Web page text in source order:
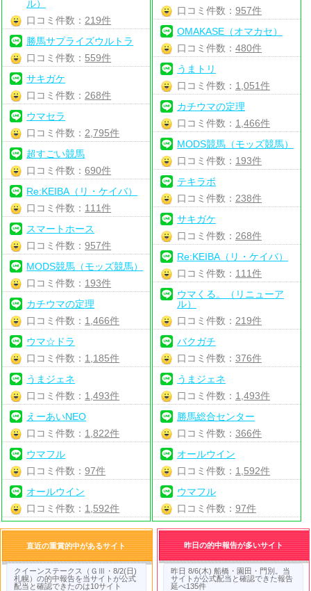
ル）
口コミ件数： 219件
勝馬サプライズウルトラ
口コミ件数： 559件
サキガケ
口コミ件数： 268件
ウマセラ
口コミ件数： 2,795件
超すごい競馬
口コミ件数：690件
Re:KEIBA（リ・ケイバ）
口コミ件数： 111件
スマートホース
口コミ件数：957件
MODS競馬（モッズ競馬）
口コミ件数： 193件
カチウマの定理
口コミ件数： 1,466件
ウマ☆ドラ
口コミ件数： 1,185件
うまジェネ
口コミ件数： 1,493件
えーあいNEO
口コミ件数： 1,822件
ウマフル
口コミ件数：97件
オールウイン
口コミ件数： 1,592件
口コミ件数： 957件
OMAKASE（オマカセ）
口コミ件数： 480件
うまトリ
口コミ件数： 1,051件
カチウマの定理
口コミ件数： 1,466件
MODS競馬（モッズ競馬）
口コミ件数： 193件
テキラボ
口コミ件数： 238件
サキガケ
口コミ件数： 268件
Re:KEIBA（リ・ケイバ）
口コミ件数： 111件
ウマくる。（リニューア
ル）
口コミ件数： 219件
バクガチ
口コミ件数： 376件
うまジェネ
口コミ件数： 1,493件
勝馬総合センター
口コミ件数： 366件
オールウイン
口コミ件数： 1,592件
ウマフル
口コミ件数： 97件
直近の重賞的中があるサイト
クイーンステークス（ＧⅢ・8/2(日)
札幌）の的中報告を当サイトが公式
配当と確認できたのは10サイト
昨日の的中報告が多いサイト
昨日 8/6(木) 船橋・園田・門別。当
サイトが公式配当と確認できた報告
延べ135件